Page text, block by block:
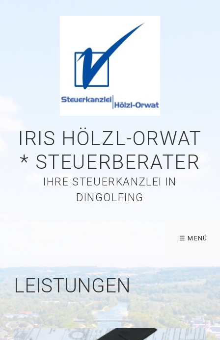
IRIS HÖLZL-ORWAT
* STEUERBERATER
IHRE STEUERKANZLEI IN
DINGOLFING
☰ MENÜ
LEISTUNGEN